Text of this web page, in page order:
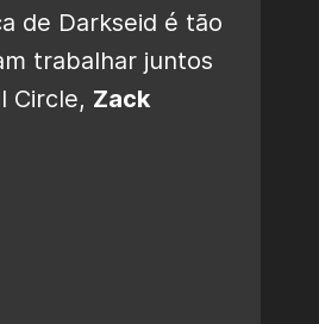
de Darkseid é tão
trabalhar juntos
Circle, Zack